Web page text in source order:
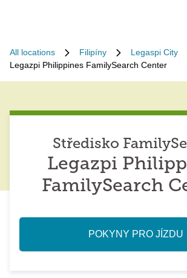
All locations Filipíny
Legaspi City
Legazpi Philippines FamilySearch Center
Středisko
Legazpi
FamilySearch
POKYNY PRO JÍZDU